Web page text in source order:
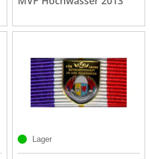
Lager